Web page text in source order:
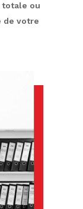
totale ou
de votre